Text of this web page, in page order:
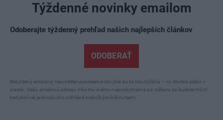
Týždenné novinky emailom
Odoberajte týždenný prehľad našich najlepších článkov
ODOBERAŤ
Bezplatný emailový newsletter posielame obvykle ku koncu týždňa – vo štvrtok alebo v
piatok. Vašu emailovú adresu nikomu inému neposkytneme a z odberu sa budete môcť
kedykoľvek jednoducho odhlásiť niekoľkými kliknutiami.